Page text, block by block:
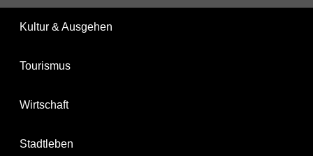
Kultur & Ausgehen
Tourismus
Wirtschaft
Stadtleben